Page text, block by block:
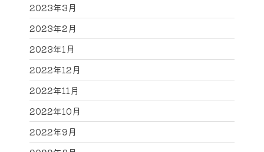
2023年3月
2023年2月
2023年1月
2022年12月
2022年11月
2022年10月
2022年9月